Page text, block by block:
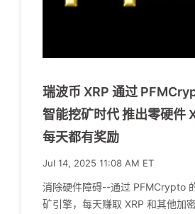
瑞波币 XRP 通过
智能挖矿时代 推出零硬件
每天都有奖励
Jul 14, 2025 11:08 AM ET
消除硬件障碍--通过 PFMCrypto
矿引擎，每天赚取 XRP 和其他加